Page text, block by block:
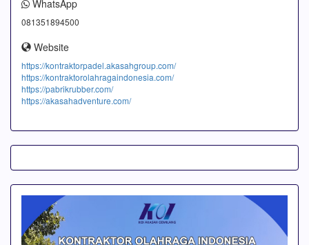
WhatsApp
081351894500
Website
https://kontraktorpadel.akasahgroup.com/
https://kontraktorolahragaindonesia.com/
https://pabrikrubber.com/
https://akasahadventure.com/